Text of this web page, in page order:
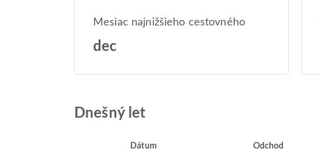
Mesiac najnižšieho cestovného
dec
Dnešný let
Dátum Odchod